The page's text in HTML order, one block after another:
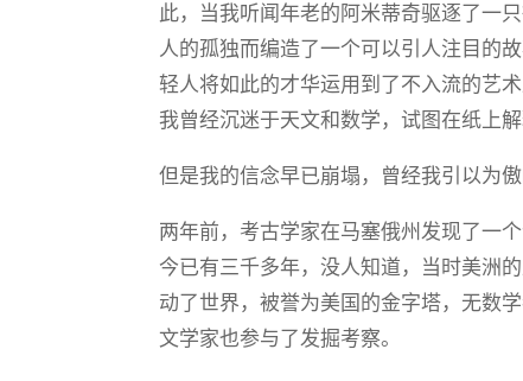
此，当我听闻年老的阿米蒂奇驱逐了一
人的孤独而编造了一个可以引人注目的
轻人将如此的才华运用到了不入流的艺
我曾经沉迷于天文和数学，试图在纸上解
但是我的信念早已崩塌，曾经我引以为
两年前，考古学家在马塞俄州发现了一
今已有三千多年，没人知道，当时美洲
动了世界，被誉为美国的金字塔，无数
文学家也参与了发掘考察。